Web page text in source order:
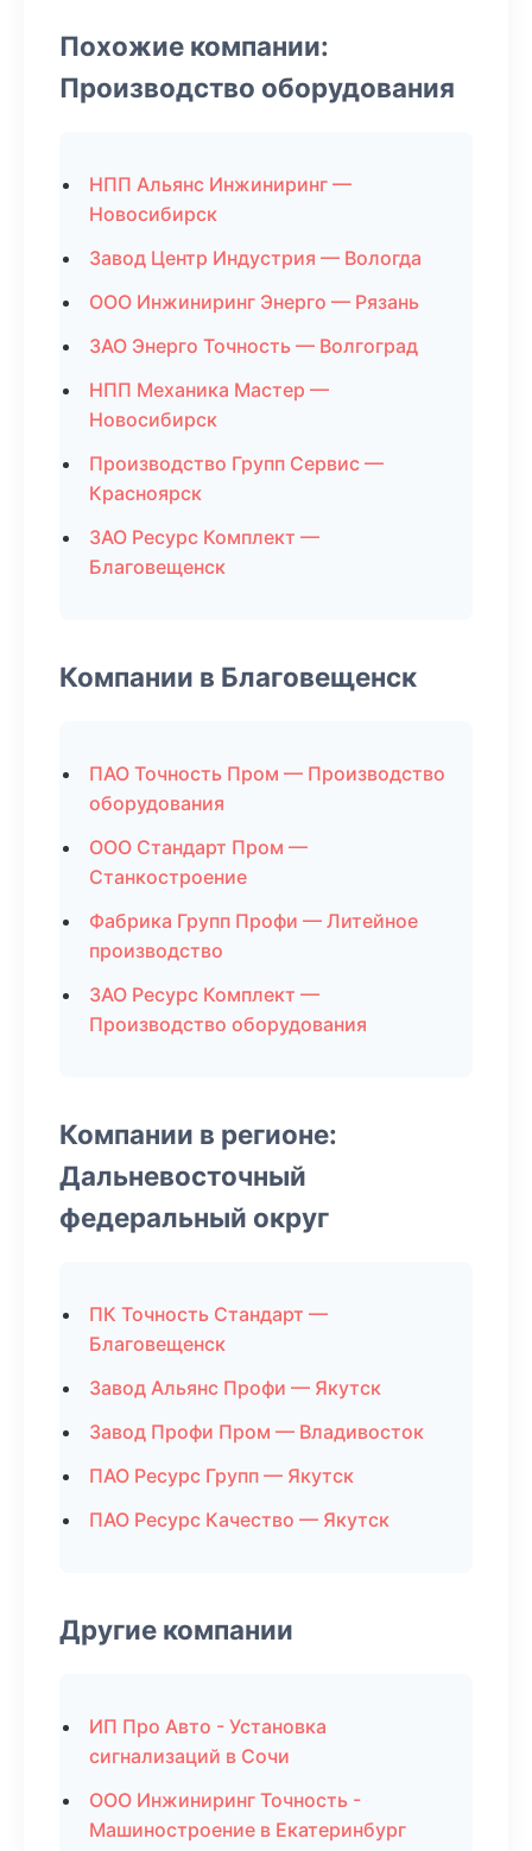
Похожие компании:
Производство оборудования
НПП Альянс Инжиниринг —
Новосибирск
Завод Центр Индустрия — Вологда
ООО Инжиниринг Энерго — Рязань
ЗАО Энерго Точность — Волгоград
НПП Механика Мастер —
Новосибирск
Производство Групп Сервис —
Красноярск
ЗАО Ресурс Комплект —
Благовещенск
Компании в Благовещенск
ПАО Точность Пром — Производство
оборудования
ООО Стандарт Пром —
Станкостроение
Фабрика Групп Профи — Литейное
производство
ЗАО Ресурс Комплект —
Производство оборудования
Компании в регионе:
Дальневосточный
федеральный округ
ПК Точность Стандарт —
Благовещенск
Завод Альянс Профи — Якутск
Завод Профи Пром — Владивосток
ПАО Ресурс Групп — Якутск
ПАО Ресурс Качество — Якутск
Другие компании
ИП Про Авто - Установка
сигнализаций в Сочи
ООО Инжиниринг Точность -
Машиностроение в Екатеринбург